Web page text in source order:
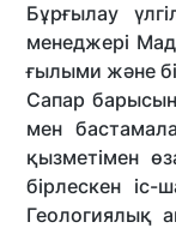
Бұрғылау
менеджері
ғылыми және
Сапар
мен
қызметімен
бірлескен
Геологиялық